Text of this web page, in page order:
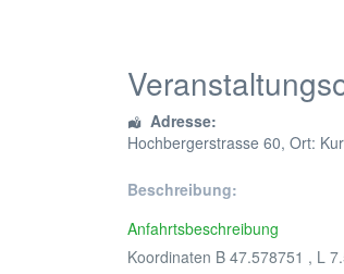
Adresse:
Hochbergerstrasse 60, Ort:
Beschreibung:
Anfahrtsbeschreibung
Koordinaten B 47.578751 , L